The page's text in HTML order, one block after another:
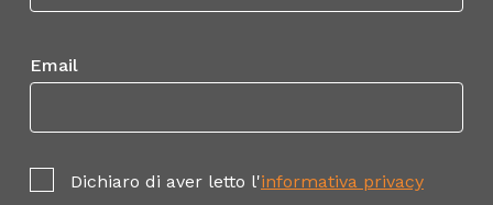
Raccolta dati fiscali.
Previdenza complementare.
Coordinate bancarie.
Email
Dichiaro di aver letto l'informativa privacy